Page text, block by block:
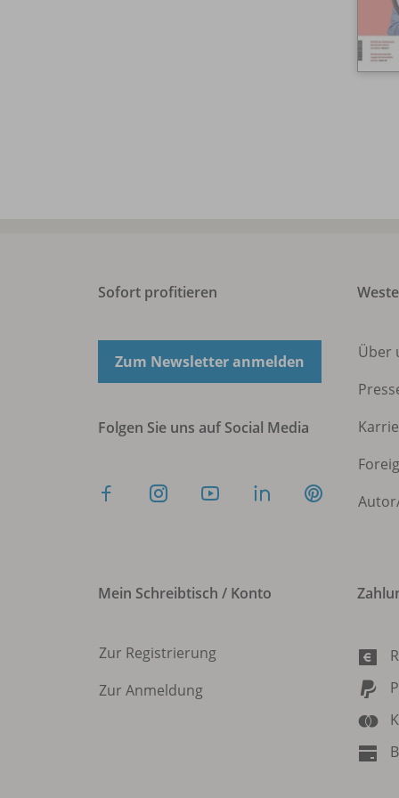
Sofort profitieren
Zum Newsletter anmelden
Folgen Sie uns auf Social Media
Über
Mein Schreibtisch / Konto
Zur Registrierung
Zur Anmeldung